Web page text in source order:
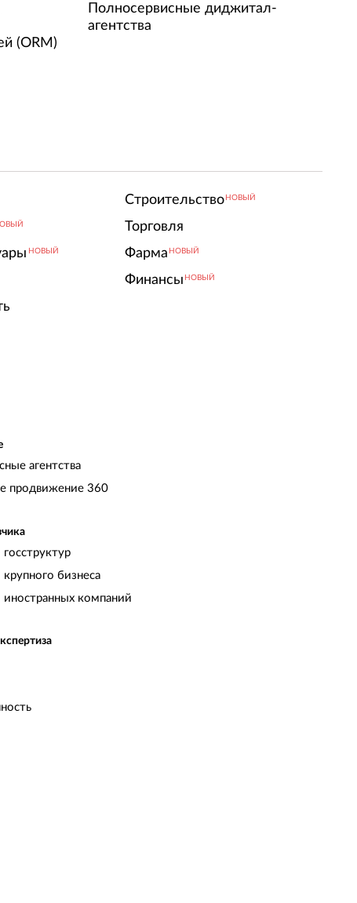
(ORM)
Полносервисные диджитал-
агентства
НОВЫЙ
Строительство НОВЫЙ
Торговля
Фарма НОВЫЙ
Финансы НОВЫЙ
агентства
продвижение 360
бизнеса
компаний